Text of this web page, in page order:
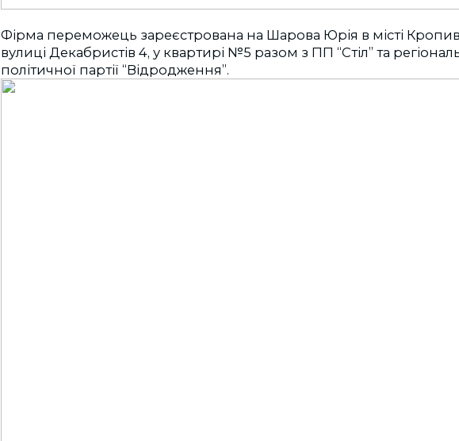
Фірма переможець зареєстрована на Шарова Юрія в місті
вулиці Декабристів 4, у квартирі №5 разом з ПП “Стіл” та
політичної партії “Відродження”.